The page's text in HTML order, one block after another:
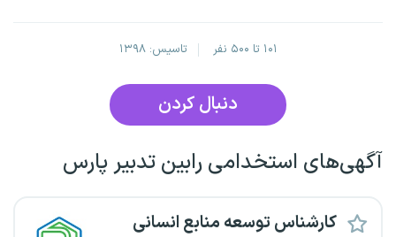
۱۰۱ تا ۵۰۰ نفر تاسیس: ۱۳۹۸
دنبال کردن
آگهی‌های استخدامی رابین تدبیر پارس
کارشناس توسعه منابع انسانی